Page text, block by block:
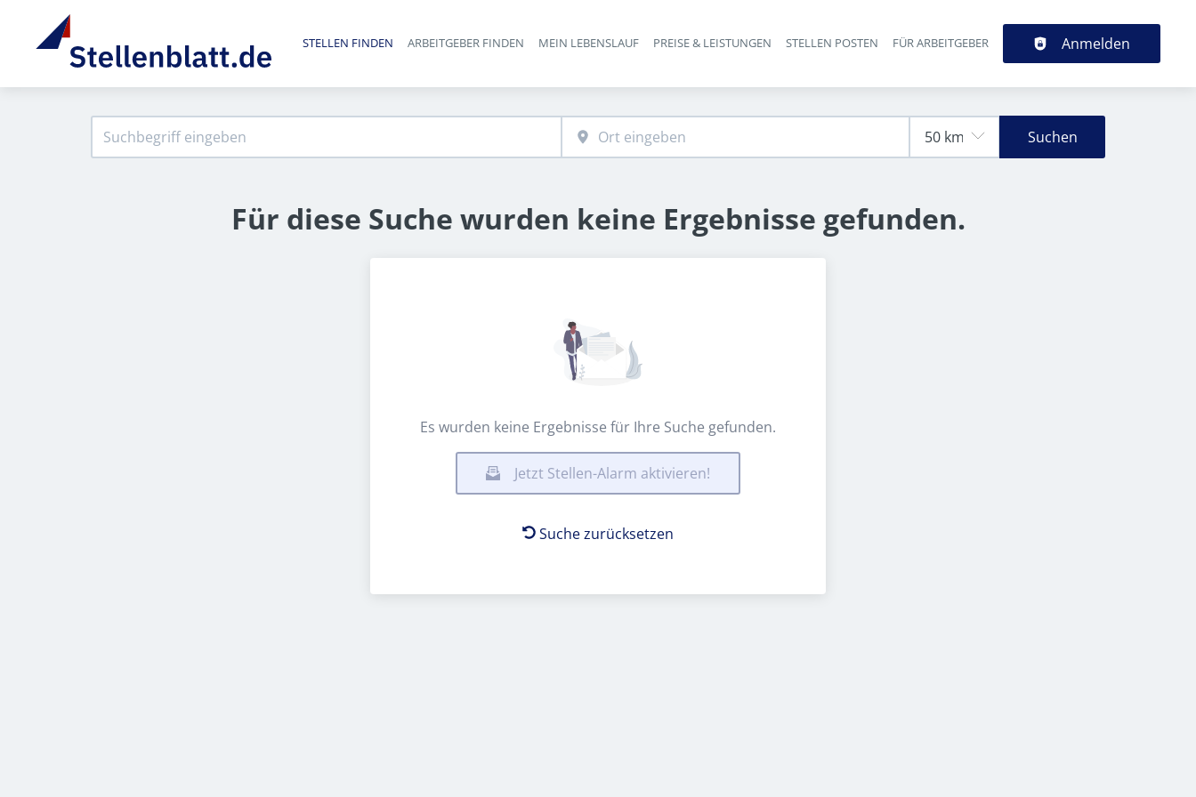
Haupt-Navigation
STELLEN FINDEN ARBEITGEBER FINDEN MEIN LEBENSLAUF PREISE & LEISTUNGEN STELLEN POSTEN FÜR ARBEITGEBER Anmelden
Suchen
Für diese Suche wurden keine Ergebnisse gefunden.
Es wurden keine Ergebnisse für Ihre Suche gefunden.
Jetzt Stellen-Alarm aktivieren!
Suche zurücksetzen